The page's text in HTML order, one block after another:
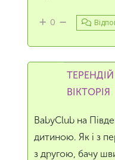
0
ТЕРЕНДІЙ
ВІКТОРІЯ
BabyClub на
дитиною. Як і з
з другою, бачу